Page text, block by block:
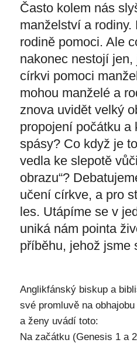
Často kolem nás
manželství a rodiny.
rodině pomoci. Ale
nakonec nestojí
církvi pomoci
mohou manželé a
znova uvidět velký
propojení počátku a
spásy? Co když je
vedla ke slepotě
obrazu“?
učení církve, a pro
les. Utápíme se v
uniká nám pointa
příběhu, jehož jsme
Anglikfánský biskup a
své promluvě na
a ženy uvádí toto:
Na začátku (Genesis 1 a